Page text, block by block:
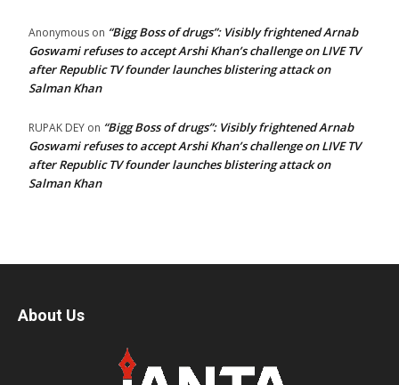
Anonymous on “Bigg Boss of drugs”: Visibly frightened Arnab
Goswami refuses to accept Arshi Khan’s challenge on LIVE TV
after Republic TV founder launches blistering attack on
Salman Khan
RUPAK DEY on “Bigg Boss of drugs”: Visibly frightened Arnab
Goswami refuses to accept Arshi Khan’s challenge on LIVE TV
after Republic TV founder launches blistering attack on
Salman Khan
About Us